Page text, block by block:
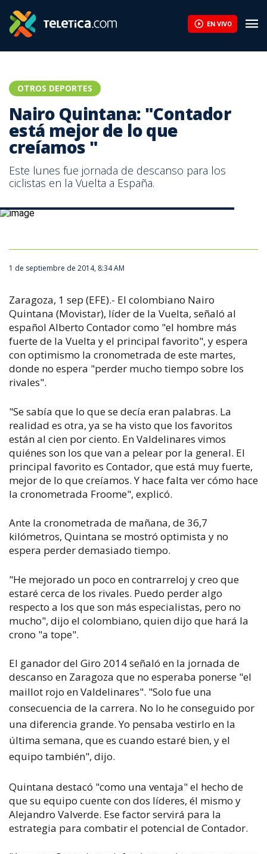
EN VIVO
OTROS DEPORTES
Nairo Quintana: "Contador
está mejor de lo que
creíamos "
Este lunes fue jornada de descanso para los
ciclistas en la Vuelta a España.
1 de septiembre de 2014, 8:34 AM
Zaragoza, 1 sep (EFE).- El colombiano Nairo
Quintana (Movistar), líder de la Vuelta, señaló al
español Alberto Contador como "el hombre más
fuerte de la Vuelta y el principal favorito", y espera
con optimismo la cronometrada de este martes,
donde no espera "perder mucho tiempo sobre los
rivales".
"Se sabía que lo que se decía eran palabras. La
realidad es otra, ya se ha visto que los favoritos
están al cien por ciento. En Valdelinares vimos
quiénes son los que van a pelear por la general. El
principal favorito es Contador, que está muy fuerte,
mejor de lo que creíamos. Y hace falta ver cómo hace
la cronometrada Froome", explicó.
Ante la cronometrada de mañana, de 36,7
kilómetros, Quintana se mostró optimista y no
espera perder demasiado tiempo.
"He mejorado un poco en contrarreloj y creo que
estaré cerca de los rivales. Puedo perder algo
respecto a los que son más especialistas, pero no
mucho", dijo el colombiano, quien dijo que hará la
crono "a tope".
El ganador del Giro 2014 señaló en la jornada de
descanso en Zaragoza que no esperaba ponerse "el
maillot rojo en Valdelinares". "Solo fue una
consecuencia de la carrera. No lo he conseguido por
una diferencia grande. Yo pensaba vestirlo en la
última semana, que es cuando estaré bien, y el
equipo también", dijo.
Quintana destacó "como una ventaja" el hecho de
que su equipo cuente con dos líderes, él mismo y
Alejandro Valverde. Ese factor servirá para la
estrategia para combatir el potencial de Contador.